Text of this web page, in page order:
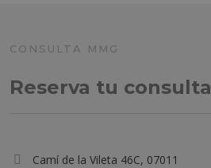
CONSULTA MMG
Reserva tu consulta
Camí de la Vileta 46C, 07011